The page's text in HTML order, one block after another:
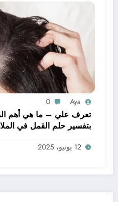
Aya
0
تعرف علي – ما هي أهم
بتفسير حلم القمل في
ابن سيرين؟ – بالتفصيل
12 يونيو، 2025